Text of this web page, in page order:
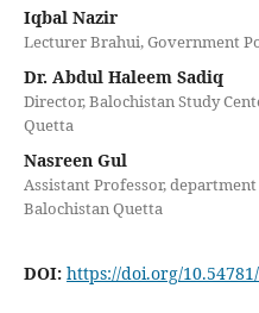
Iqbal Nazir
Lecturer Brahui, Government
Dr. Abdul Haleem Sadiq
Director, Balochistan Study
Quetta
Nasreen Gul
Assistant Professor,
Balochistan Quetta
DOI: https://doi.org/